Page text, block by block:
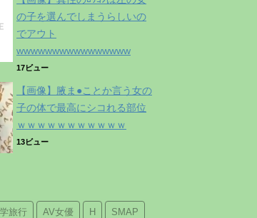
の子を選んでしまうらしいの
でアウト
wwwwwwwwwwwwwwww
17ビュー
【画像】腋ま●ことか言う女の
子の体で最高にシコれる部位
ｗｗｗｗｗｗｗｗｗｗｗ
13ビュー
旅行 AV女優 H SMAP